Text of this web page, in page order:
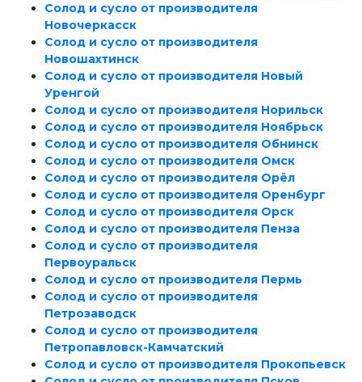
Солод и сусло от производителя
Новочеркасск
Солод и сусло от производителя
Новошахтинск
Солод и сусло от производителя Новый
Уренгой
Солод и сусло от производителя Норильск
Солод и сусло от производителя Ноябрьск
Солод и сусло от производителя Обнинск
Солод и сусло от производителя Омск
Солод и сусло от производителя Орёл
Солод и сусло от производителя Оренбург
Солод и сусло от производителя Орск
Солод и сусло от производителя Пенза
Солод и сусло от производителя
Первоуральск
Солод и сусло от производителя Пермь
Солод и сусло от производителя
Петрозаводск
Солод и сусло от производителя
Петропавловск-Камчатский
Солод и сусло от производителя Прокопьевск